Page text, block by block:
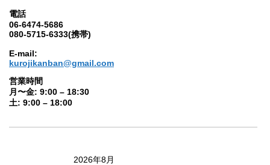
電話
06-6474-5686
080-5715-6333(携帯)
E-mail:
kurojikanban@gmail.com
営業時間
月〜金: 9:00 – 18:30
土: 9:00 – 18:00
2026年8月